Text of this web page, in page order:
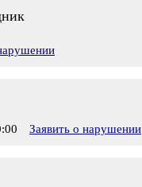
Заявить о нарушении